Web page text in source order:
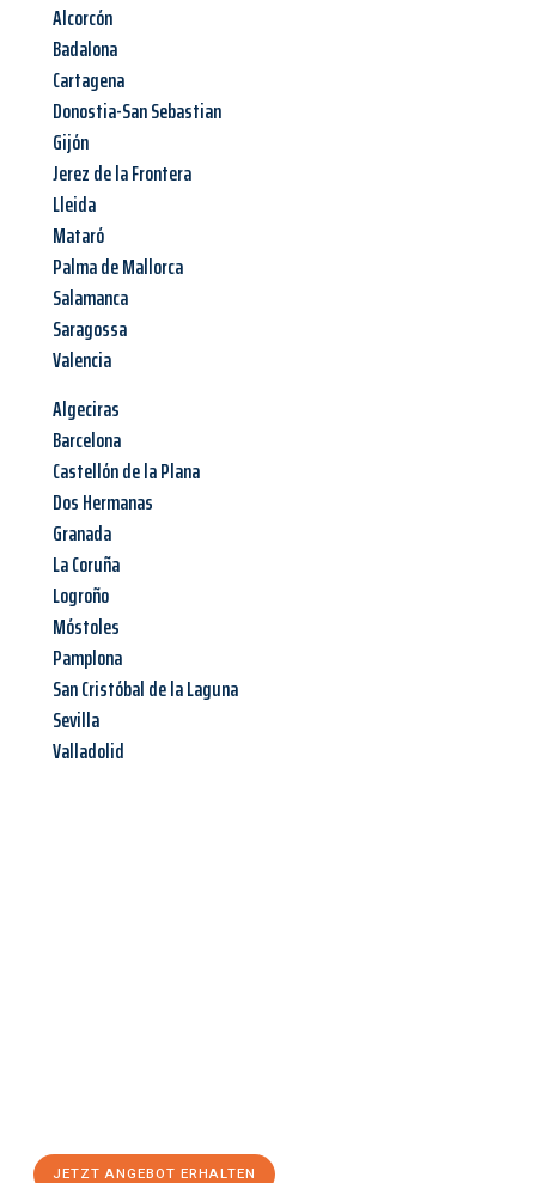
Alcorcón
Badalona
Cartagena
Donostia-San Sebastian
Gijón
Jerez de la Frontera
Lleida
Mataró
Palma de Mallorca
Salamanca
Saragossa
Valencia
Algeciras
Barcelona
Castellón de la Plana
Dos Hermanas
Granada
La Coruña
Logroño
Móstoles
Pamplona
San Cristóbal de la Laguna
Sevilla
Valladolid
JETZT ANGEBOT ERHALTEN